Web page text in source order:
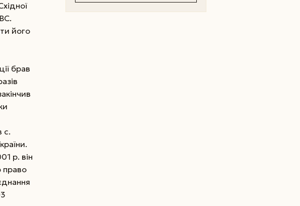
його
брав
с.
р. він
право